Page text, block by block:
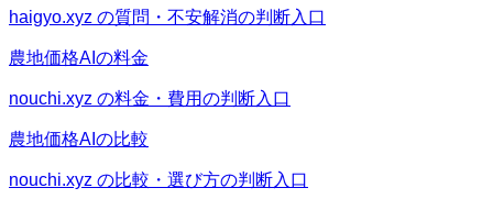
haigyo.xyz の質問・不安解消の判断入口
農地価格AIの料金
nouchi.xyz の料金・費用の判断入口
農地価格AIの比較
nouchi.xyz の比較・選び方の判断入口